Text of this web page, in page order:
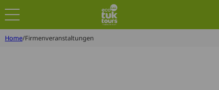
Home Firmenveranstaltungen